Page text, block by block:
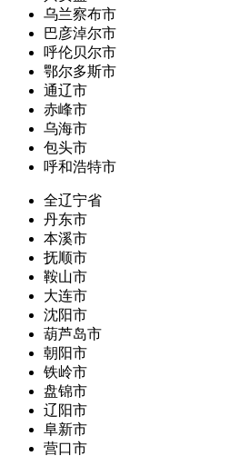
乌兰察布市
巴彦淖尔市
呼伦贝尔市
鄂尔多斯市
通辽市
赤峰市
乌海市
包头市
呼和浩特市
全辽宁省
丹东市
本溪市
抚顺市
鞍山市
大连市
沈阳市
葫芦岛市
朝阳市
铁岭市
盘锦市
辽阳市
阜新市
营口市